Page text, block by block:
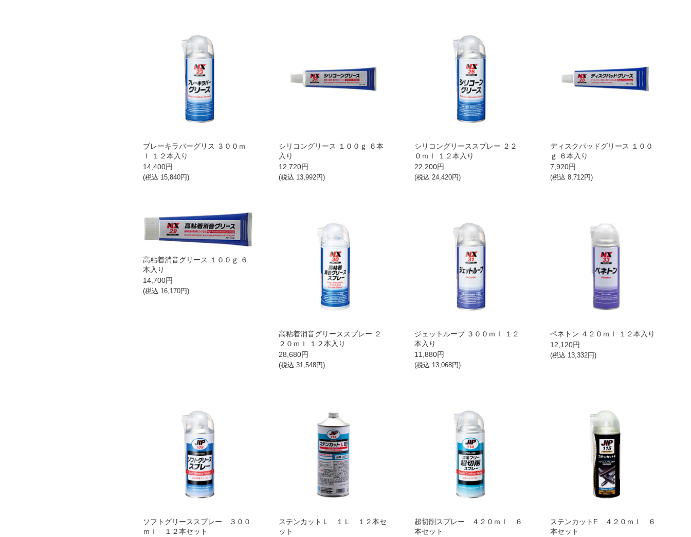
ブレーキラバーグリス ３００ｍ
ｌ １２本入り
14,400円
(税込 15,840円)
シリコングリース １００ｇ ６本
入り
12,720円
(税込 13,992円)
シリコングリーススプレー ２２
０ｍｌ １２本入り
22,200円
(税込24,420円)
ディスクパッドグリース １００
ｇ ６本入り
7,920円
(税込8,712円)
高粘着消音グリース １００ｇ ６
本入り
14,700円
(税込 16,170円)
高粘着消音グリーススプレー ２
２０ｍｌ １２本入り
28,680円
(税込31,548円)
ジェットルーブ ３００ｍｌ １２
本入り
11,880円
(税込 13,068円)
ペネトン ４２０ｍｌ １２本入り
12,120円
(税込 13,332円)
ソフトグリーススプレー ３００
ｍｌ １２本セット
ステンカットＬ １Ｌ １２本セ
ット
超切削スプレー ４２０ｍｌ ６
本セット
ステンカットF ４２０ｍｌ ６
本セット